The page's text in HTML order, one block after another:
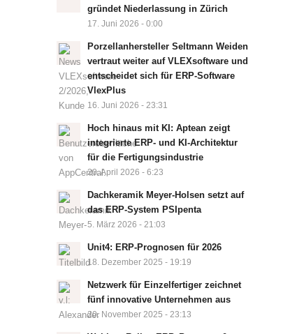
gründet Niederlassung in Zürich
17. Juni 2026 - 0:00
Porzellanhersteller Seltmann Weiden
vertraut weiter auf VLEXsoftware und
entscheidet sich für ERP-Software
VlexPlus
16. Juni 2026 - 23:31
Hoch hinaus mit KI: Aptean zeigt
integrierte ERP- und KI-Architektur
für die Fertigungsindustrie
20. April 2026 - 6:23
Dachkeramik Meyer-Holsen setzt auf
das ERP-System PSIpenta
5. März 2026 - 21:03
Unit4: ERP-Prognosen für 2026
18. Dezember 2025 - 19:19
Netzwerk für Einzelfertiger zeichnet
fünf innovative Unternehmen aus
20. November 2025 - 23:13